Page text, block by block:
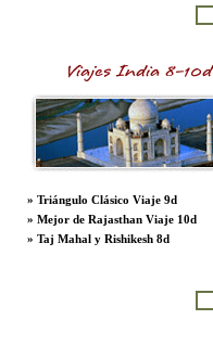
Viajes India 8-10d
» Triángulo Clásico Viaje 9d
» Mejor de Rajasthan Viaje 10d
» Taj Mahal y Rishikesh 8d